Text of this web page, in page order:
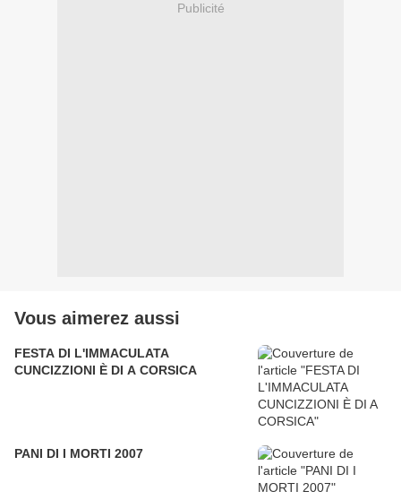
Publicité
Vous aimerez aussi
FESTA DI L'IMMACULATA
CUNCIZZIONI È DI A CORSICA
PANI DI I MORTI 2007